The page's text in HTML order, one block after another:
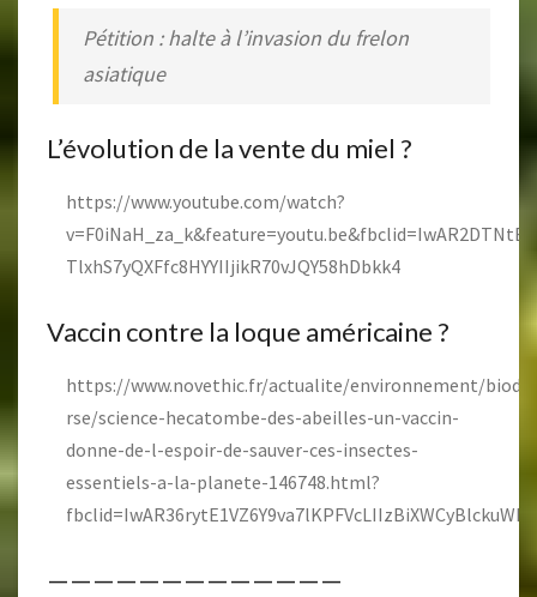
Pétition : halte à l’invasion du frelon
asiatique
L’évolution de la vente du miel ?
https://www.youtube.com/watch?
TlxhS7yQXFfc8HYYIIjikR70vJQY58hDbkk4
Vaccin contre la loque américaine ?
https://www.novethic.fr/actualite/environnement/
rse/science-hecatombe-des-abeilles-un-vaccin-
donne-de-l-espoir-de-sauver-ces-insectes-
essentiels-a-la-planete-146748.html?
—————————————